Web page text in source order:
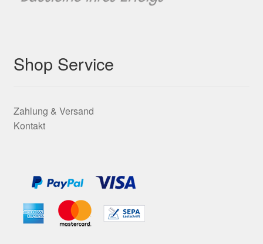
Shop Service
Zahlung & Versand
Kontakt